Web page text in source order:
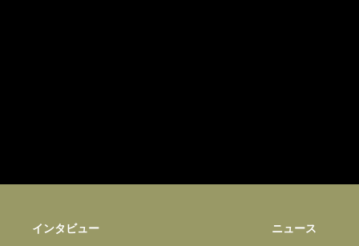
インタビュー ニュース